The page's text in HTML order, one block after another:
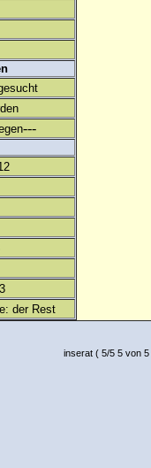
---
der Rest
inserat( 5/5 5 von 5